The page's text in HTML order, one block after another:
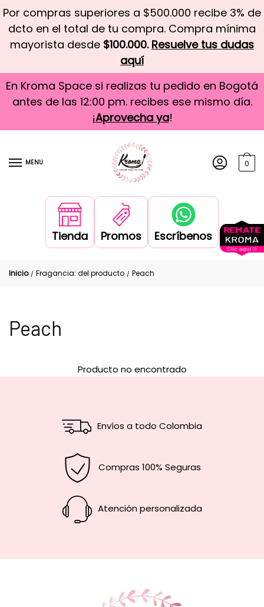
Por compras superiores a $500.000 recibe 3% de
dcto en el total de tu compra. Compra mínima
mayorista desde $100.000. Resuelve tus dudas
aquí
En Kroma Space si realizas tu pedido en Bogotá
antes de las 12:00 pm. recibes ese mismo día.
¡Aprovecha ya!
MENU 0
Tienda Promos Escríbenos
Inicio / Fragancia: del producto / Peach
Peach
Producto no encontrado
Envíos a todo Colombia
Compras 100% Seguras
Atención personalizada